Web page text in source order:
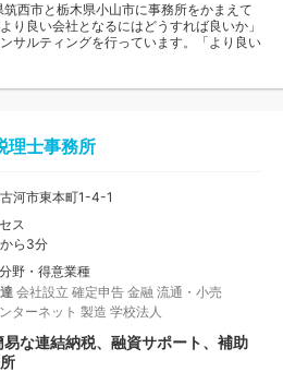
西市と栃木県小山市に事務所をかまえて
り良い会社となるにはどうすれば良いか」
サルティングを行っています。「より良い
理士事務所
河市東本町1-4-1
ス
ら3分
野・得意業種
会社設立 確定申告 金融 流通・小売
ターネット 製造 学校法人
な連結納税、融資サポート、補助